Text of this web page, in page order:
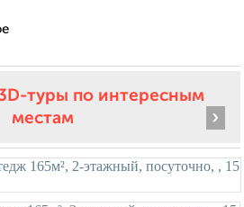
туры по интересным
местам
›